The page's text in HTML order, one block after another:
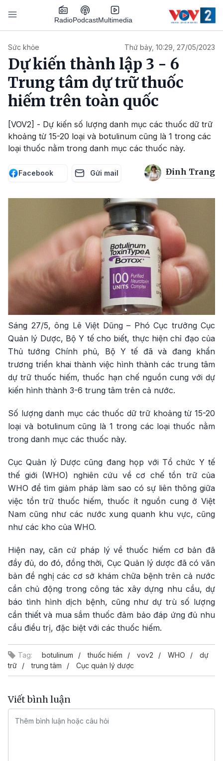
Nhảy đến nội dung
RadioPodcastMultimedia
Sức khỏe Thứ bảy, 10:29, 27/05/2023
Dự kiến thành lập 3 - 6
Trung tâm dự trữ thuốc
hiếm trên toàn quốc
[VOV2] - Dự kiến số lượng danh mục các thuốc dữ trữ
khoảng từ 15-20 loại và botulinum cũng là 1 trong các
loại thuốc nằm trong danh mục các thuốc này.
Facebook Gửi mail Đinh Trang
Sáng 27/5, ông Lê Việt Dũng – Phó Cục trưởng Cục
Quản lý Dược, Bộ Y tế cho biết, thực hiện chỉ đạo của
Thủ tướng Chính phủ, Bộ Y tế đã và đang khẩn
trương triển khai thành việc hình thành các trung tâm
dự trữ thuốc hiếm, thuốc hạn chế nguồn cung với dự
kiến hình thành 3-6 trung tâm trên cả nước.
Số lượng danh mục các thuốc dữ trữ khoảng từ 15-20
loại và botulinum cũng là 1 trong các loại thuốc nằm
trong danh mục các thuốc này.
Cục Quản lý Dược cũng đang họp với Tổ chức Y tế
thế giới (WHO) nghiên cứu về cơ chế tồn trữ của
WHO để tìm giảm pháp làm sao có sự liên thông giữa
việc tồn trữ thuốc hiếm, thuốc ít nguồn cung ở Việt
Nam cũng như các nước xung quanh khu vực, cũng
như các kho của WHO.
Hiện nay, căn cứ pháp lý về thuốc hiếm cơ bản đã
đầy đủ, do đó, đồng thời, Cục Quản lý dược đã có văn
bản đề nghị các cơ sở khám chữa bệnh trên cả nước
cần chủ động trong công tác xây dựng nhu cầu, dự
báo tình hình dịch bệnh, cũng như dự trù số lượng
cần thiết và mua sắm thuốc đảm bảo đáp ứng đủ nhu
cầu điều trị, đặc biệt với các thuốc hiếm.
Tag: botulinum thuốc hiếm vov2 WHO
dự
trữ
trung tâm Cục quản lý dược
Viết bình luận